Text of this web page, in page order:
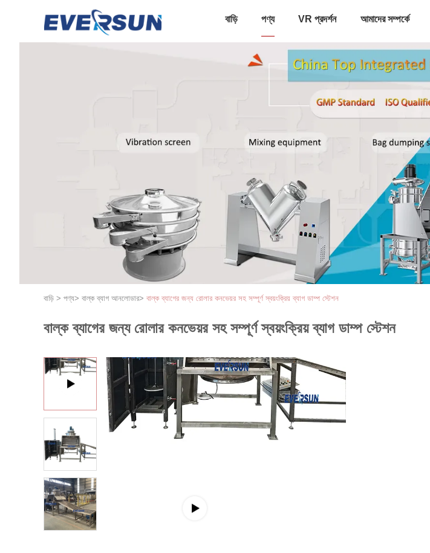
বাড়ি পণ্য VR প্রদর্শন আমাদের সম্পর্কে
বাড়ি > পণ্য> বাল্ক ব্যাগ আনলোডার> বাল্ক ব্যাগের জন্য রোলার কনভেয়র সহ সম্পূর্ণ স্বয়ংক্রিয় ব্যাগ ডাম্প স্টেশন
বাল্ক ব্যাগের জন্য রোলার কনভেয়র সহ সম্পূর্ণ স্বয়ংক্রিয় ব্যাগ ডাম্প স্টেশন